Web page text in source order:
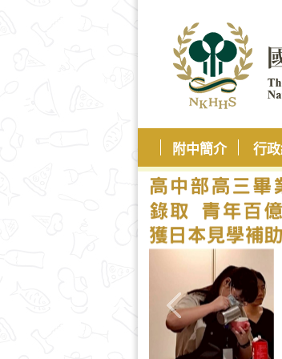
附中簡介 行